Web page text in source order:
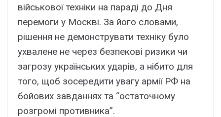
військової техніки на параді до Дня
перемоги у Москві. За його словами,
рішення не демонструвати техніку було
ухвалене не через безпекові ризики чи
загрозу українських ударів, а нібито для
того, щоб зосередити увагу армії РФ на
бойових завданнях та “остаточному
розгромі противника”.